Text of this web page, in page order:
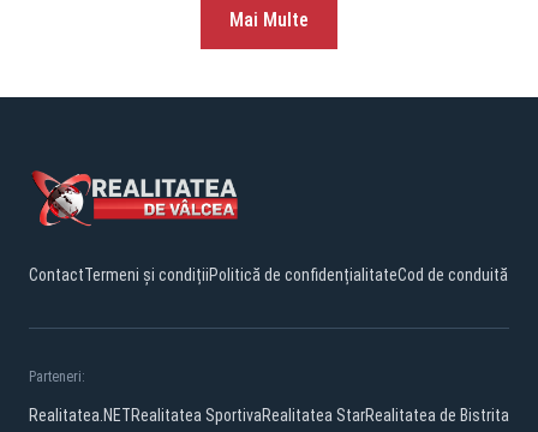
Mai Multe
ContactTermeni și condițiiPolitică de confidențialitateCod de conduită
Parteneri:
Realitatea.NETRealitatea SportivaRealitatea StarRealitatea de Bistrita